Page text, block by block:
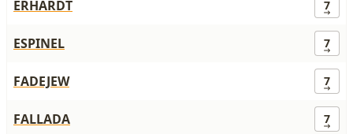
ERHARDT 7
ESPINEL 7
FADEJEW 7
FALLADA 7